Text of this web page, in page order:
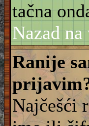
tačna
Nazad na
Ranije
Najčešći